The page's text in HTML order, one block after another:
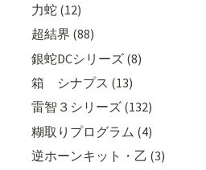
力蛇 (12)
超結界 (88)
銀蛇DCシリーズ (8)
箱 シナプス (13)
雷智３シリーズ (132)
糊取りプログラム (4)
逆ホーンキット・乙 (3)